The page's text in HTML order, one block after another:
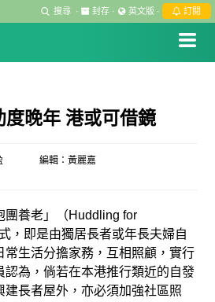
搜尋 · 封存 · 英文版 · 訂閱
度晚年 港或可借鏡
編輯：黃麗嘉
團養老」（Huddling for
，即是由獨居長者或年長夫婦自
常生活分擔家務，互相照顧，實行
認為，倘若在本港推行類近的自發
建長者屋外，亦必須加強社區照